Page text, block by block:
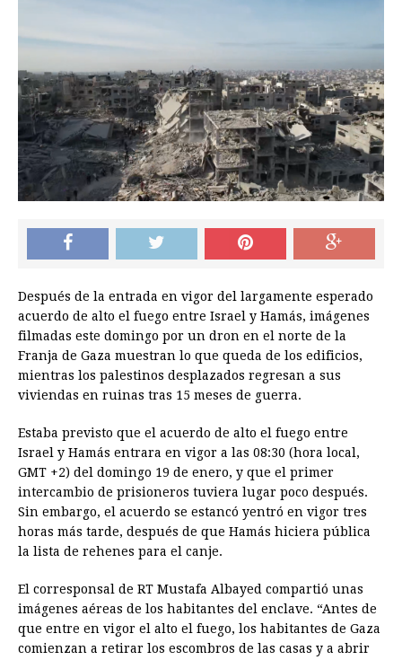
Después de la entrada en vigor del largamente esperado
acuerdo de alto el fuego entre Israel y Hamás, imágenes
filmadas este domingo por un dron en el norte de la
Franja de Gaza muestran lo que queda de los edificios,
mientras los palestinos desplazados regresan a sus
viviendas en ruinas tras 15 meses de guerra.
Estaba previsto que el acuerdo de alto el fuego entre
Israel y Hamás entrara en vigor a las 08:30 (hora local,
GMT +2) del domingo 19 de enero, y que el primer
intercambio de prisioneros tuviera lugar poco después.
Sin embargo, el acuerdo se estancó yentró en vigor tres
horas más tarde, después de que Hamás hiciera pública
la lista de rehenes para el canje.
El corresponsal de RT Mustafa Albayed compartió unas
imágenes aéreas de los habitantes del enclave. “Antes de
que entre en vigor el alto el fuego, los habitantes de Gaza
comienzan a retirar los escombros de las casas y a abrir